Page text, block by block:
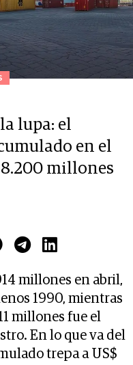
lupa: el
en el
8.200 millones
millones en abril,
1990, mientras
millones fue el
En lo que va del
trepa a US$